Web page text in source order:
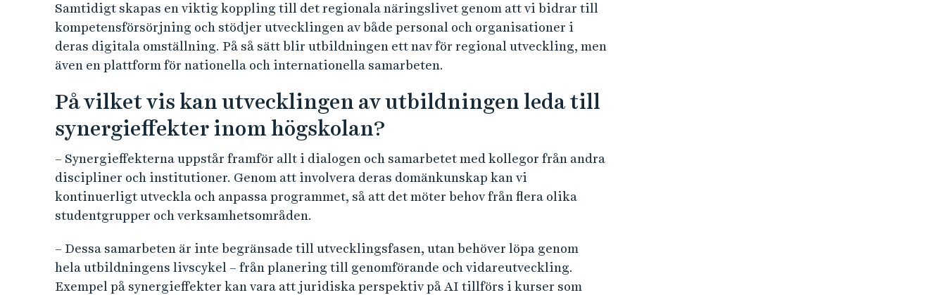
Samtidigt skapas en viktig koppling till det regionala näringslivet genom att vi bidrar till
kompetensförsörjning och stödjer utvecklingen av både personal och organisationer i
deras digitala omställning. På så sätt blir utbildningen ett nav för regional utveckling, men
även en plattform för nationella och internationella samarbeten.
På vilket vis kan utvecklingen av utbildningen leda till
synergieffekter inom högskolan?
– Synergieffekterna uppstår framför allt i dialogen och samarbetet med kollegor från andra
discipliner och institutioner. Genom att involvera deras domänkunskap kan vi
kontinuerligt utveckla och anpassa programmet, så att det möter behov från flera olika
studentgrupper och verksamhetsområden.
– Dessa samarbeten är inte begränsade till utvecklingsfasen, utan behöver löpa genom
hela utbildningens livscykel – från planering till genomförande och vidareutveckling.
Exempel på synergieffekter kan vara att juridiska perspektiv på AI tillförs i kurser som